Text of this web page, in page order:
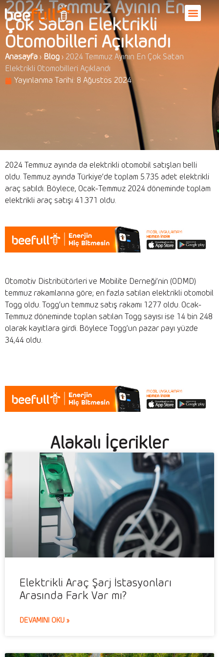
2024 Temmuz Ayının En
Çok Satan Elektrikli
Otomobilleri Açıklandı
Anasayfa › Blog › 2024 Temmuz Ayının En Çok Satan
Elektrikli Otomobilleri Açıklandı
Yayınlanma Tarihi: 8 Ağustos 2024
2024 Temmuz ayında da elektrikli otomobil satışları belli
oldu. Temmuz ayında Türkiye’de toplam 5.735 adet elektrikli
araç satıldı. Böylece, Ocak-Temmuz 2024 döneminde toplam
elektrikli araç satışı 41.371 oldu.
Otomotiv Distribütörleri ve Mobilite Derneği’nin (ODMD)
temmuz rakamlarına göre; en fazla satılan elektrikli otomobil
Togg oldu. Togg’un temmuz satış rakamı 1277 oldu. Ocak-
Temmuz döneminde toplan satılan Togg sayısı ise 14 bin 248
olarak kayıtlara girdi. Böylece Togg’un pazar payı yüzde
34,44 oldu.
Alakalı İçerikler
Elektrikli Araç Şarj İstasyonları
Arasında Fark Var mı?
DEVAMINI OKU »